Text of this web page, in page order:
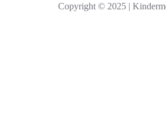
e
Copyright © 2025 |